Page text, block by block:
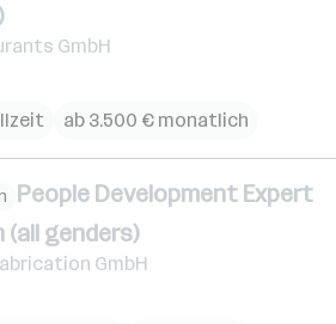
GmbH
ab 3.500 € monatlich
People Development Expert
(all genders)
GmbH